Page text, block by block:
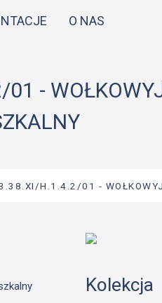
do
O NAS
-
H.1.4.2/01 -
Kolekcja